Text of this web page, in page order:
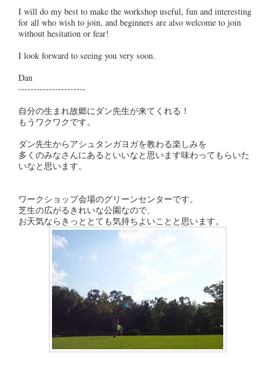
I will do my best to make the workshop useful, fun and interesting
for all who wish to join, and beginners are also welcome to join
without hesitation or fear!
I look forward to seeing you very soon.
Dan
----------------------
自分の生まれ故郷にダン先生が来てくれる！
もうワクワクです。
ダン先生からアシュタンガヨガを教わる楽しみを
多くのみなさんにあるといいなと思います味わってもらいた
いなと思います。
ワークショップ会場のグリーンセンターです。
芝生の広がるきれいな公園なので、
お天気ならきっととても気持ちよいことと思います。